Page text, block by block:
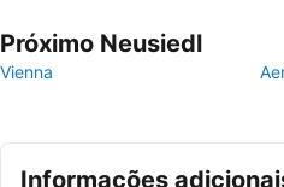
Próximo Neusiedl
Vienna
Informações